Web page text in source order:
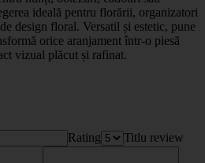
ideală pentru florării, organizatori
design floral. Versatil și estetic, pune
orice aranjament într-o piesă
vizual plăcut și rafinat.
Rating Titlu review